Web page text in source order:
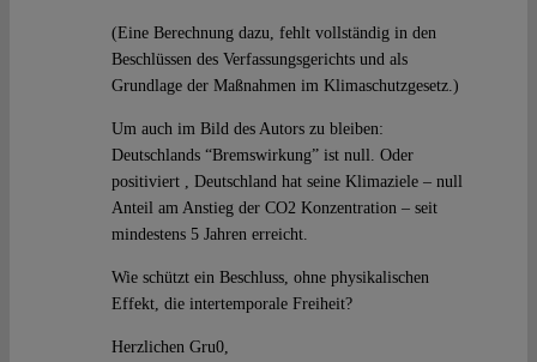
(Eine Berechnung dazu, fehlt vollständig in den
Beschlüssen des Verfassungsgerichts und als
Grundlage der Maßnahmen im Klimaschutzgesetz.)
Um auch im Bild des Autors zu bleiben:
Deutschlands “Bremswirkung” ist null. Oder
positiviert , Deutschland hat seine Klimaziele – null
Anteil am Anstieg der CO2 Konzentration – seit
mindestens 5 Jahren erreicht.
Wie schützt ein Beschluss, ohne physikalischen
Effekt, die intertemporale Freiheit?
Herzlichen Gru0,